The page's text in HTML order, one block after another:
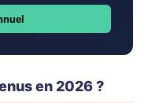
en 2026 ?